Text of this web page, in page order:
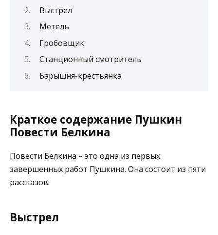
Выстрел
Метель
Гробовщик
Станционный смотритель
Барышня-крестьянка
Краткое содержание Пушкин
Повести Белкина
Повести Белкина – это одна из первых
завершенных работ Пушкина. Она состоит из пяти
рассказов:
Выстрел